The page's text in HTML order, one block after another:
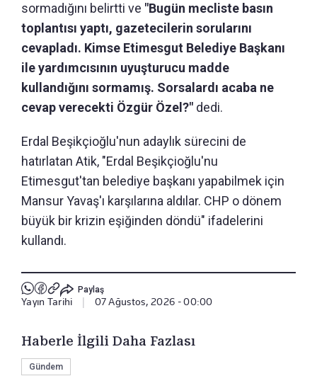
sormadığını belirtti ve "Bugün mecliste basın
toplantısı yaptı, gazetecilerin sorularını
cevapladı. Kimse Etimesgut Belediye Başkanı
ile yardımcısının uyuşturucu madde
kullandığını sormamış. Sorsalardı acaba ne
cevap verecekti Özgür Özel?" dedi.
Erdal Beşikçioğlu'nun adaylık sürecini de
hatırlatan Atik, "Erdal Beşikçioğlu'nu
Etimesgut'tan belediye başkanı yapabilmek için
Mansur Yavaş'ı karşılarına aldılar. CHP o dönem
büyük bir krizin eşiğinden döndü" ifadelerini
kullandı.
Paylaş
Yayın Tarihi 07 Ağustos, 2026 - 00:00
Haberle İlgili Daha Fazlası
Gündem